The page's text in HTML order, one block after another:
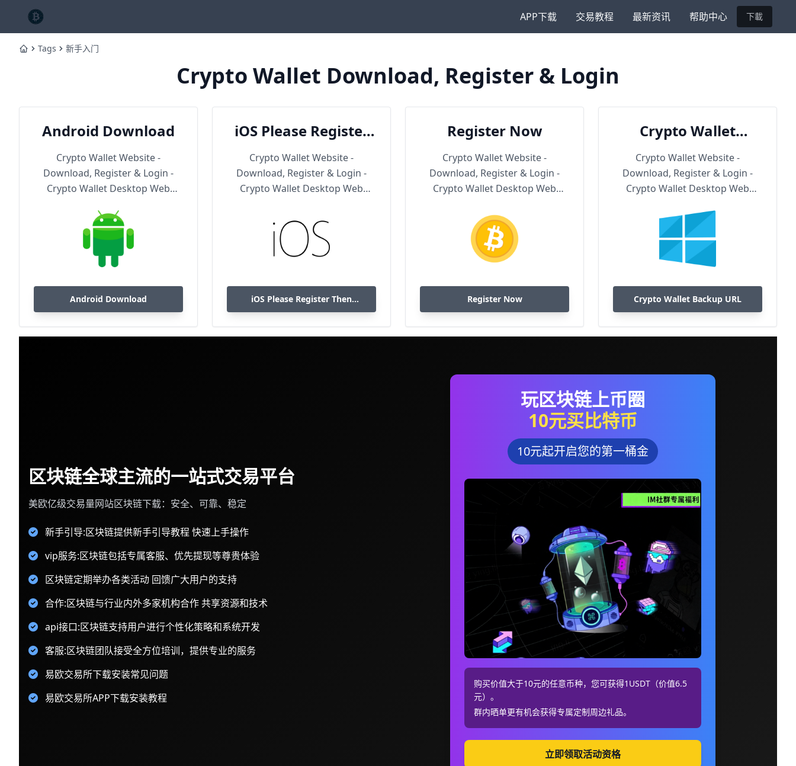
APP下载 交易教程 最新资讯 帮助中心 下載
HomeTags 新手入门
Crypto Wallet Download, Register & Login
Android Download
Crypto Wallet Website -
Download, Register & Login -
Crypto Wallet Desktop Web
Android Download
iOS Please Register
Then Download
Crypto Wallet Website -
Download, Register & Login -
Crypto Wallet Desktop Web
iOS Please Register Then
Download
Register Now
Crypto Wallet Website -
Download, Register & Login -
Crypto Wallet Desktop Web
Register Now
Crypto Wallet
Backup URL
Crypto Wallet Website -
Download, Register & Login -
Crypto Wallet Desktop Web
Crypto Wallet Backup URL
区块链全球主流的一站式交易平台
美欧亿级交易量网站区块链下载：安全、可靠、稳定
新手引导:区块链提供新手引导教程 快速上手操作
vip服务:区块链包括专属客服、优先提现等尊贵体验
区块链定期举办各类活动 回馈广大用户的支持
合作:区块链与行业内外多家机构合作 共享资源和技术
api接口:区块链支持用户进行个性化策略和系统开发
客服:区块链团队接受全方位培训，提供专业的服务
易欧交易所下载安装常见问题
易欧交易所APP下载安装教程
玩区块链上币圈
10元买比特币
10元起开启您的第一桶金
购买价值大于10元的任意币种，您可获得1USDT（价值6.5
元）。
群内晒单更有机会获得专属定制周边礼品。
立即领取活动资格